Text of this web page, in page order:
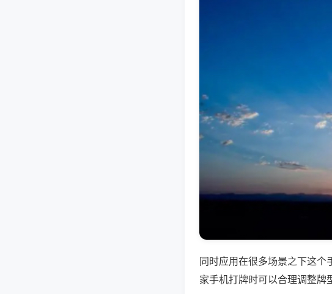
同时应用在很多场景之下这个
家手机打牌时可以合理调整牌